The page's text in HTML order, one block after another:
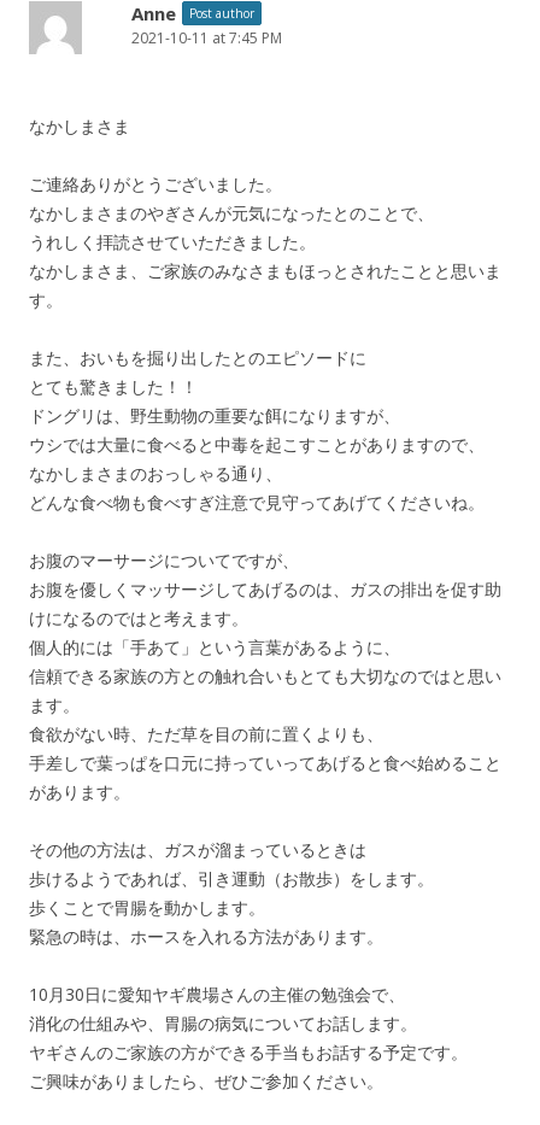
Anne Post author
2021-10-11 at 7:45 PM
なかしまさま
ご連絡ありがとうございました。
なかしまさまのやぎさんが元気になったとのことで、
うれしく拝読させていただきました。
なかしまさま、ご家族のみなさまもほっとされたことと思いま
す。
また、おいもを掘り出したとのエピソードに
とても驚きました！！
ドングリは、野生動物の重要な餌になりますが、
ウシでは大量に食べると中毒を起こすことがありますので、
なかしまさまのおっしゃる通り、
どんな食べ物も食べすぎ注意で見守ってあげてくださいね。
お腹のマーサージについてですが、
お腹を優しくマッサージしてあげるのは、ガスの排出を促す助
けになるのではと考えます。
個人的には「手あて」という言葉があるように、
信頼できる家族の方との触れ合いもとても大切なのではと思い
ます。
食欲がない時、ただ草を目の前に置くよりも、
手差しで葉っぱを口元に持っていってあげると食べ始めること
があります。
その他の方法は、ガスが溜まっているときは
歩けるようであれば、引き運動（お散歩）をします。
歩くことで胃腸を動かします。
緊急の時は、ホースを入れる方法があります。
10月30日に愛知ヤギ農場さんの主催の勉強会で、
消化の仕組みや、胃腸の病気についてお話します。
ヤギさんのご家族の方ができる手当もお話する予定です。
ご興味がありましたら、ぜひご参加ください。